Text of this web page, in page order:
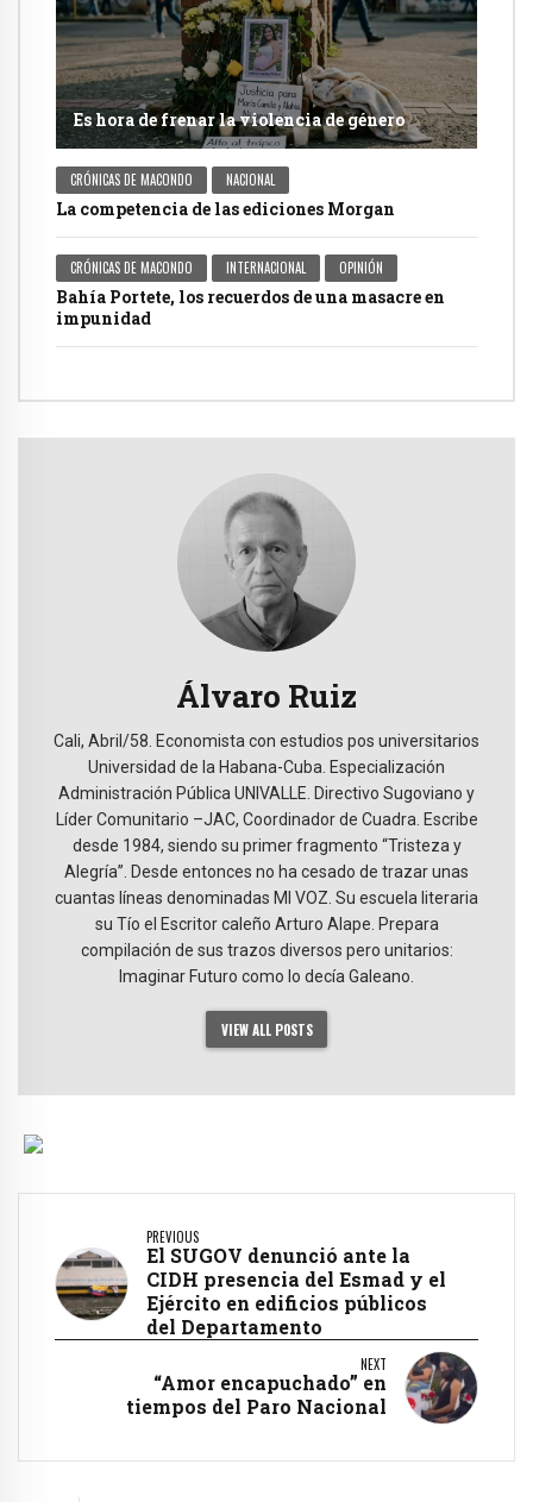
Es hora de frenar la violencia de género
CRÓNICAS DE MACONDO NACIONAL
La competencia de las ediciones Morgan
CRÓNICAS DE MACONDO INTERNACIONAL OPINIÓN
Bahía Portete, los recuerdos de una masacre en
impunidad
Álvaro Ruiz
Cali, Abril/58. Economista con estudios pos universitarios
Universidad de la Habana-Cuba. Especialización
Administración Pública UNIVALLE. Directivo Sugoviano y
Líder Comunitario –JAC, Coordinador de Cuadra. Escribe
desde 1984, siendo su primer fragmento “Tristeza y
Alegría”. Desde entonces no ha cesado de trazar unas
cuantas líneas denominadas MI VOZ. Su escuela literaria
su Tío el Escritor caleño Arturo Alape. Prepara
compilación de sus trazos diversos pero unitarios:
Imaginar Futuro como lo decía Galeano.
VIEW ALL POSTS
PREVIOUS
El SUGOV denunció ante la
CIDH presencia del Esmad y el
Ejército en edificios públicos
del Departamento
NEXT
“Amor encapuchado” en
tiempos del Paro Nacional